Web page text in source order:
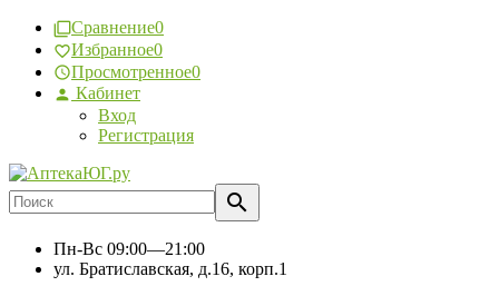
Сравнение0
Избранное0
Просмотренное0
Кабинет
Вход
Регистрация
Пн-Вс 09:00—21:00
ул. Братиславская, д.16, корп.1